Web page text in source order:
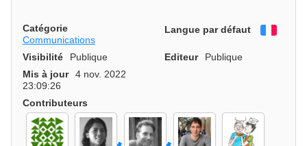
Catégorie
Communications
Langue par défaut
Visibilité Publique Editeur
Publique
Mis à jour
4 nov. 2022
23:09:26
Contributeurs